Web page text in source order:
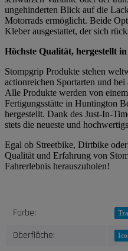
ungehinderten Blick auf die
Motorrads ermöglicht. Beide
Kleber ausgestattet, der sich
Höchste Qualität, hergestellt
Stompgrip Produkte stehen
actionreichen Sportarten und
Alle Produkte werden von
Fertigungsstätte in Huntington
hergestellt. Dank des Just-In-
stets die neueste und
Egal ob Streetbike, Dirtbike
Qualität und Erfahrung von
Fahrerlebnis herauszuholen!
Produkteigenschaft
Wert
Farbe:
Oberfläche: